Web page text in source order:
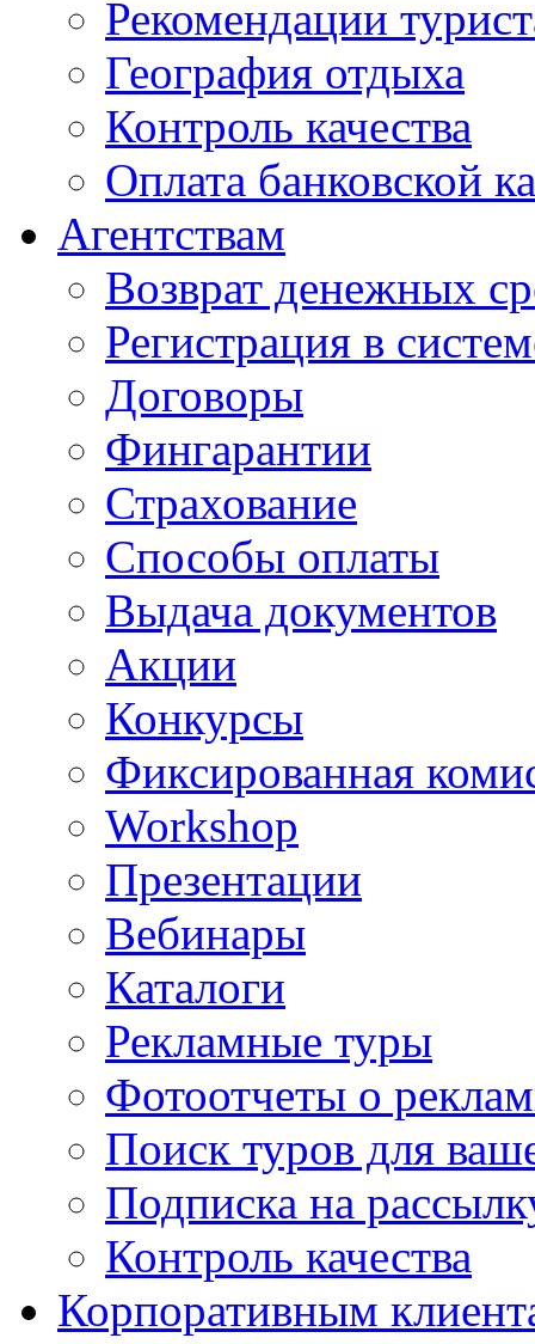
Рекомендации
География отдыха
Контроль качества
Оплата банковской
Агентствам
Возврат денежных
Регистрация в
Договоры
Фингарантии
Страхование
Способы оплаты
Выдача документов
Акции
Конкурсы
Фиксированная
Workshop
Презентации
Вебинары
Каталоги
Рекламные туры
Фотоотчеты о
Поиск туров для
Подписка на
Контроль качества
Корпоративным